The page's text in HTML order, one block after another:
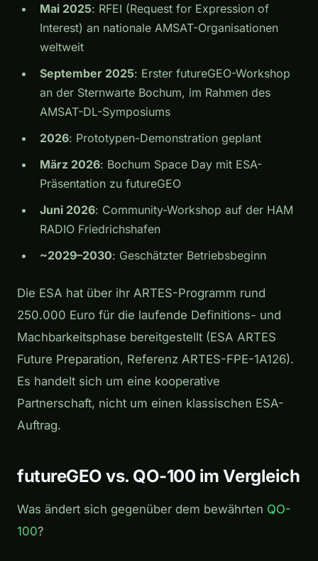
Mai 2025: RFEI (Request for Expression of
Interest) an nationale AMSAT-Organisationen
weltweit
September 2025: Erster futureGEO-Workshop
an der Sternwarte Bochum, im Rahmen des
AMSAT-DL-Symposiums
2026: Prototypen-Demonstration geplant
März 2026: Bochum Space Day mit ESA-
Präsentation zu futureGEO
Juni 2026: Community-Workshop auf der HAM
RADIO Friedrichshafen
~2029–2030: Geschätzter Betriebsbeginn
Die ESA hat über ihr ARTES-Programm rund
250.000 Euro für die laufende Definitions- und
Machbarkeitsphase bereitgestellt (ESA ARTES
Future Preparation, Referenz ARTES-FPE-1A126).
Es handelt sich um eine kooperative
Partnerschaft, nicht um einen klassischen ESA-
Auftrag.
futureGEO vs. QO-100 im Vergleich
Was ändert sich gegenüber dem bewährten QO-
100?